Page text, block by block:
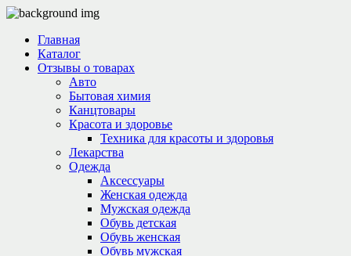
Главная
Каталог
Отзывы о товарах
Авто
Бытовая химия
Канцтовары
Красота и здоровье
Техника для красоты и здоровья
Лекарства
Одежда
Аксессуары
Женская одежда
Мужская одежда
Обувь детская
Обувь женская
Обувь мужская